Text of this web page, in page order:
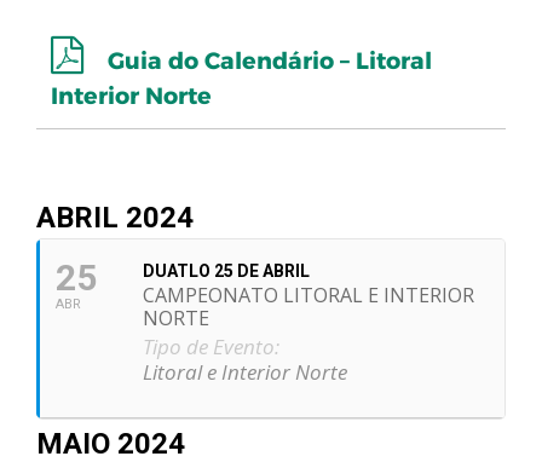
Guia do Calendário – Litoral
Interior Norte
ABRIL 2024
25
ABR
DUATLO 25 DE ABRIL
CAMPEONATO LITORAL E INTERIOR
NORTE
Tipo de Evento:
Litoral e Interior Norte
MAIO 2024